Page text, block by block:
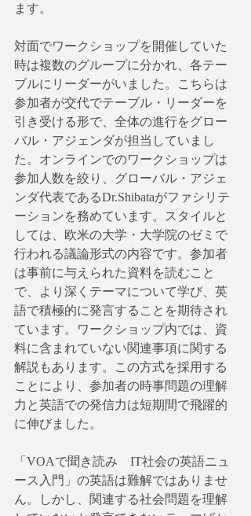
ます。
対面でワークショップを開催していた
時は複数のグループに分かれ、各テー
ブルにリーダーがいました。こちらは
参加者が交代でテーブル・リーダーを
引き受ける形で、全体の進行をグロー
バル・アジェンダが担当していまし
た。オンラインでのワークショップは
参加人数を絞り、グローバル・アジェ
ンダ代表であるDr.Shibataがファシリテ
ーションを務めています。スタイルと
しては、欧米の大学・大学院のゼミで
行われる議論形式の内容です。参加者
は事前に与えられた資料を読むこと
で、より深くテーマについて学び、英
語で積極的に発言することを期待され
ています。ワークショップ内では、資
料に含まれていない関連事項に関する
解説もあります。この方式を採用する
ことにより、参加者の時事問題の理解
力と英語での発信力は短期間で飛躍的
に伸びました。
「VOAで聞き読み　IT社会の英語ニュ
ース入門」の英語は難解ではありませ
ん。しかし、関連する社会問題を理解